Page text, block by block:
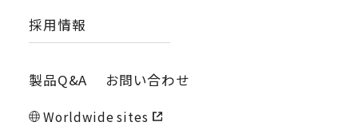
採用情報
製品Q&A お問い合わせ
Worldwide sites